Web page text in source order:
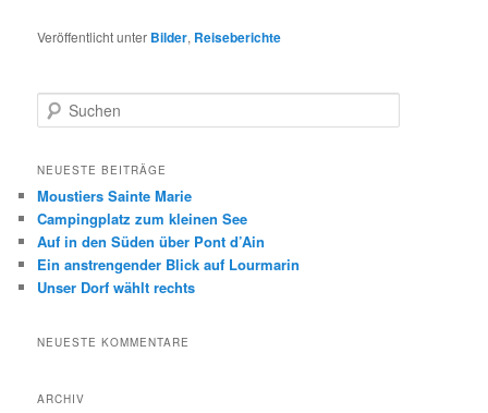
Veröffentlicht unter Bilder, Reiseberichte
u
h
n
NEUESTE BEITRÄGE
Moustiers Sainte Marie
Campingplatz zum kleinen See
Auf in den Süden über Pont d’Ain
Ein anstrengender Blick auf Lourmarin
Unser Dorf wählt rechts
NEUESTE KOMMENTARE
ARCHIV